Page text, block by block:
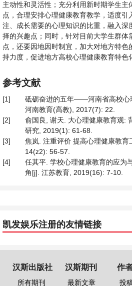
主动性和灵活性；充分利用新时期学生
点，合理安排心理健康教育教学，适度
注、成长需要的心理知识的比重，融入深
择的兴趣点；同时，针对目前大学生群体
点，还要因地因时制宜，加大对地方特色
持力度，促进地方高校心理健康教育特色
参考文献
[1]
砥砺奋进的五年——河南省高校心
河南教育(高教), 2017(7): 22.
[2]
俞国良, 谢天. 大心理健康教育观:
研究, 2019(1): 61-68.
[3]
焦岚. 注重评价 提高心理健康教
14(z2): 56-57.
[4]
任其平. 学校心理健康教育的应
角[j]. 江苏教育, 2019(16): 7-10.
凯发娱乐注册的友情链接
汉斯出版社
所有期刊
汉斯期刊
最新文章
作
投